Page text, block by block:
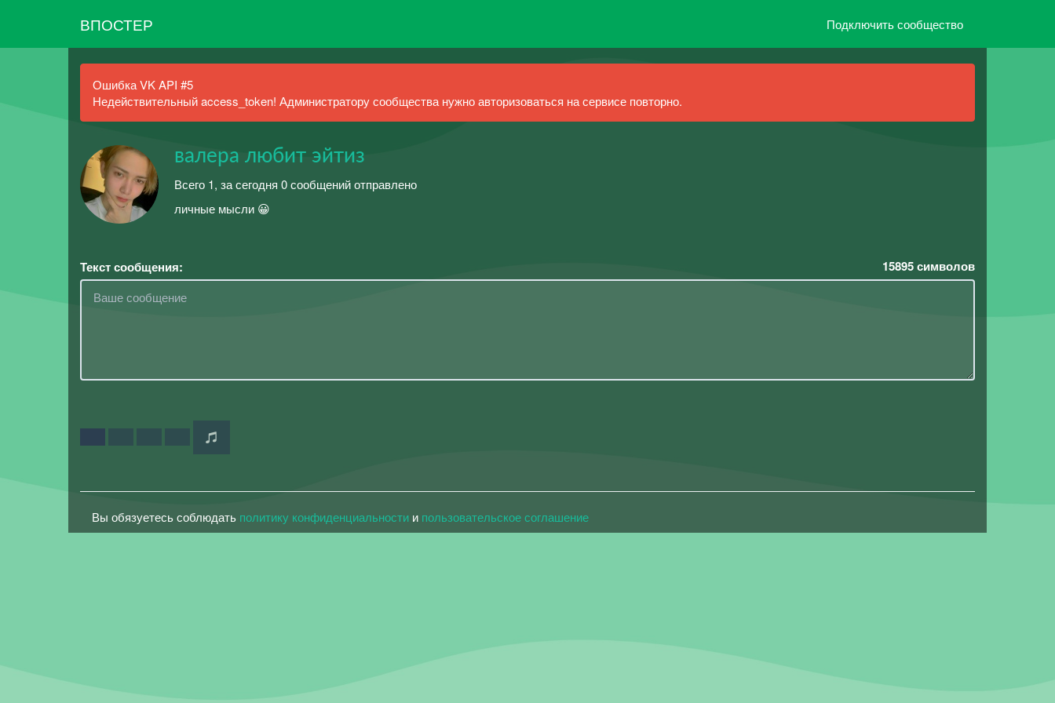
ВПОСТЕР Подключить сообщество
Ошибка VK API #5
Недействительный access_token! Администратору сообщества нужно авторизоваться на сервисе повторно.
валера любит эйтиз
Всего 1, за сегодня 0 сообщений отправлено
личные мысли 😀
Текст сообщения: 15895символов
Вы обязуетесь соблюдать политику конфиденциальности и пользовательское соглашение